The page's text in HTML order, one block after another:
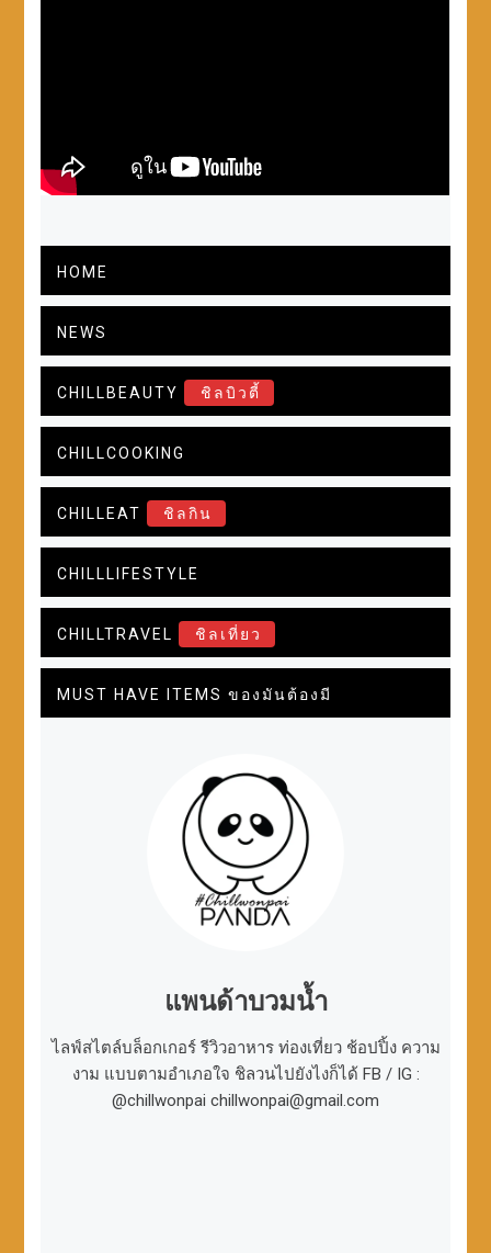
HOME
NEWS
CHILLBEAUTY ชิลบิวตี้
CHILLCOOKING
CHILLEAT ชิลกิน
CHILLLIFESTYLE
CHILLTRAVEL ชิลเที่ยว
MUST HAVE ITEMS ของมันต้องมี
แพนด้าบวมน้ำ
ไลฟ์สไตล์บล็อกเกอร์ รีวิวอาหาร ท่องเที่ยว ช้อปปิ้ง ความ
งาม แบบตามอำเภอใจ ชิลวนไปยังไงก็ได้ FB / IG :
@chillwonpai chillwonpai@gmail.com